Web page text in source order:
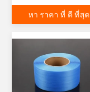
เลี้ยง
หา ราคา ที่ ดี ที่สุด